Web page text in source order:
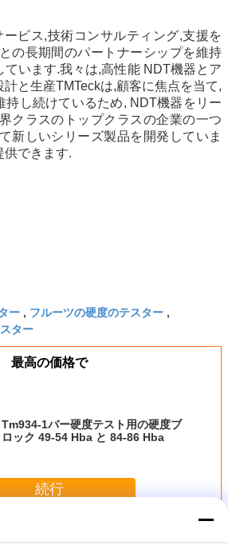
ービス,技術コンサルティング,支援を
の長期間のパートナーシップを維持
います.我々は,高性能 NDT機器とア
と生産TMTeckは,顧客に焦点を当て,
持し続けているため, NDT機器をリー
クラスのトップクラスの企業の一つ
新しいシリーズ製品を開発していま
供できます.
ー , フルーツの硬度のテスター ,
ター
最高の価格で
Tm934-1バー硬度テスト用の硬度ブ
ロック 49-54 Hba と 84-86 Hba
続行